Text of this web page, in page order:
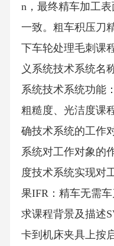
n，最终精车加工
一致。粗车积压刀
下车轮处理毛刺课
义系统技术系统名
系统技术系统功能
粗糙度、光洁度课
确技术系统的工作
系统对工作对象的
度技术系统实现对
果IFR：精车无需
求课程背景及描述
卡到机床夹具上按